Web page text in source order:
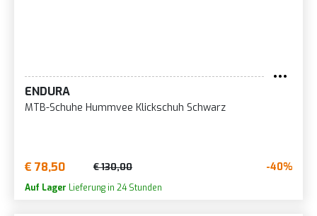
ENDURA
MTB-Schuhe Hummvee Klickschuh Schwarz
€ 78,50 € 130,00 -40%
Auf Lager Lieferung in 24 Stunden